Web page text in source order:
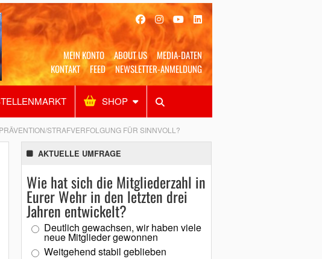
MEIN KONTO ABOUT US
MEDIA-DATEN
KONTAKT
FEED NEWSLETTER-ANMELDUNG
SHOP
Alles Shop SUCHEN
STRAFVERFOLGUNG FÜR SINNVOLL?
AKTUELLE UMFRAGE
Wie hat sich die Mitgliederzahl in
Eurer Wehr in den letzten drei
Jahren entwickelt?
Deutlich gewachsen, wir haben viele
neue Mitglieder gewonnen
Weitgehend stabil geblieben